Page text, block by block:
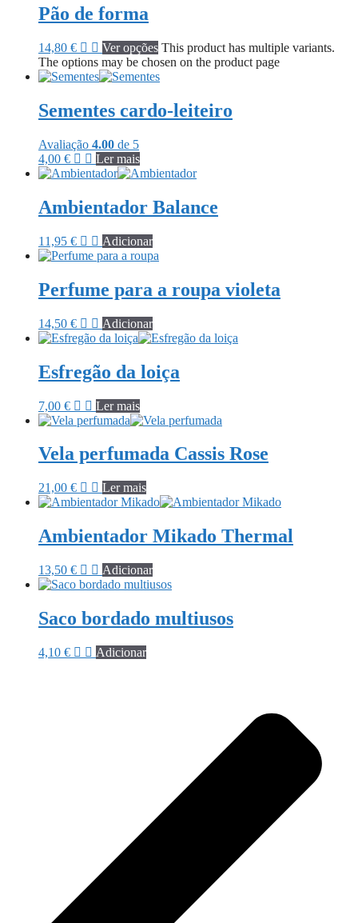
Pão de forma
14,80 € Ver opções This product has multiple variants.
The options may be chosen on the product page
Sementes cardo-leiteiro
Avaliação 4.00 de 5
4,00 € Ler mais
Ambientador Balance
11,95 € Adicionar
Perfume para a roupa violeta
14,50 € Adicionar
Esfregão da loiça
7,00 € Ler mais
Vela perfumada Cassis Rose
21,00 € Ler mais
Ambientador Mikado Thermal
13,50 € Adicionar
Saco bordado multiusos
4,10 € Adicionar